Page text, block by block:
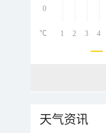
0
1 2 3 4
℃
天气资讯